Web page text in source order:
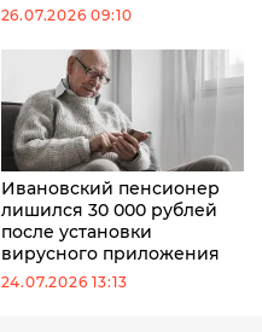
26.07.2026 09:10
Ивановский пенсионер
лишился 30 000 рублей
после установки
вирусного приложения
24.07.2026 13:13